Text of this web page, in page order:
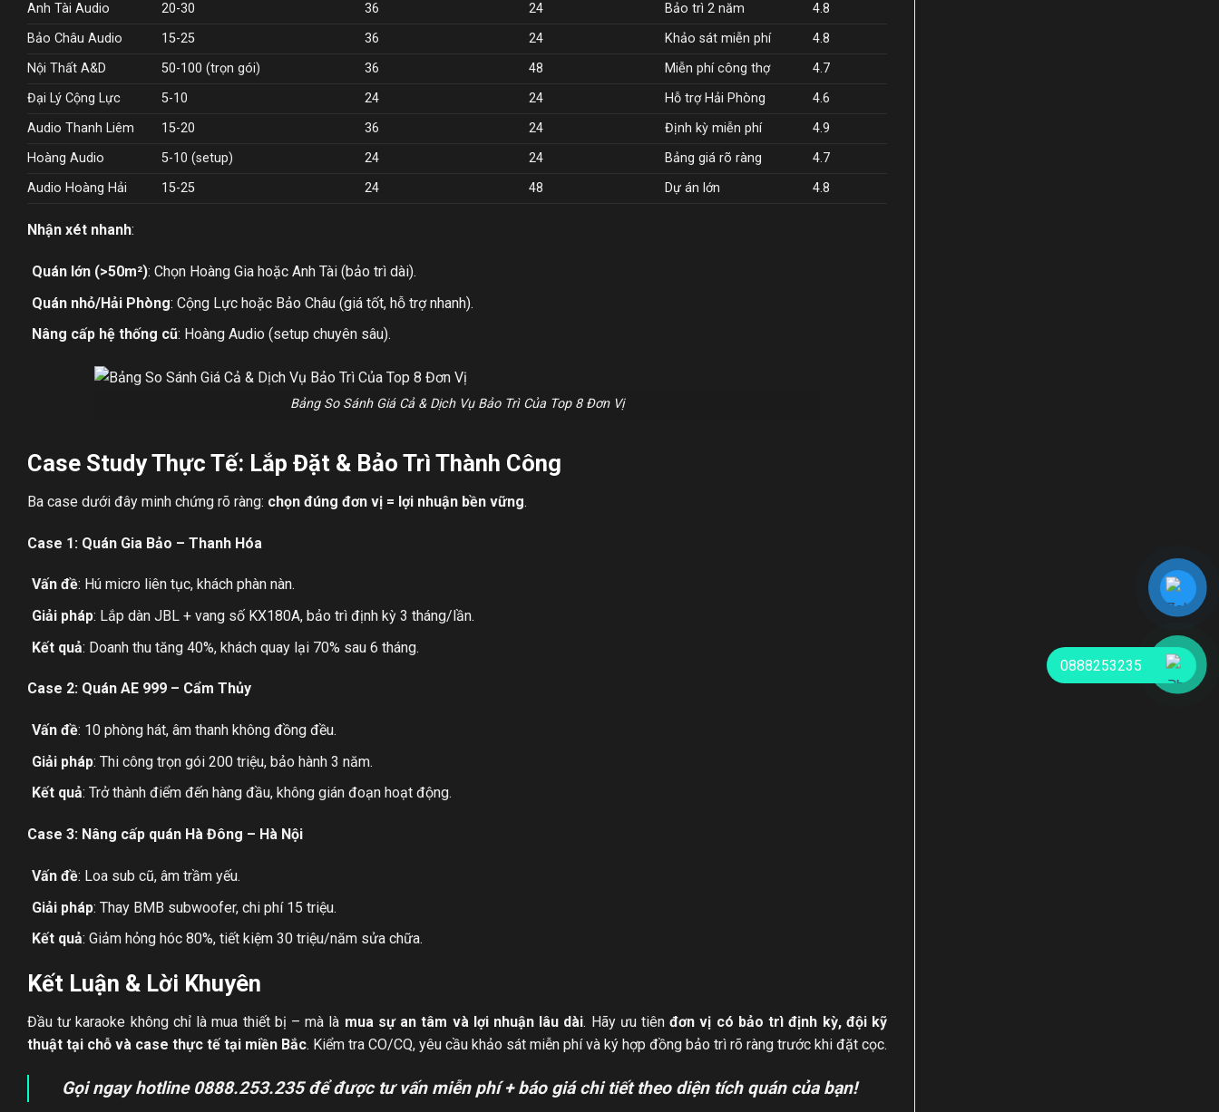
Anh Tài Audio
20-30 36 24 Bảo trì 2 năm
4.8
Bảo Châu Audio
15-25 36 24 Khảo sát miễn phí
4.8
Nội Thất A&D
50-100 (trọn gói) 36 48 Miễn phí công thợ
4.7
Đại Lý Cộng Lực
5-10 24 24 Hỗ trợ Hải Phòng
4.6
Audio Thanh Liêm
15-20 36 24 Định kỳ miễn phí
4.9
Hoàng Audio
5-10 (setup) 24 24 Bảng giá rõ ràng
4.7
Audio Hoàng Hải
15-25 24 48 Dự án lớn 4.8
Nhận xét nhanh:
Quán lớn (>50m²): Chọn Hoàng Gia hoặc Anh Tài (bảo trì dài).
Quán nhỏ/Hải Phòng: Cộng Lực hoặc Bảo Châu (giá tốt, hỗ trợ nhanh).
Nâng cấp hệ thống cũ: Hoàng Audio (setup chuyên sâu).
Bảng So Sánh Giá Cả & Dịch Vụ Bảo Trì Của Top 8 Đơn Vị
Case Study Thực Tế: Lắp Đặt & Bảo Trì Thành Công
Ba case dưới đây minh chứng rõ ràng: chọn đúng đơn vị = lợi nhuận bền vững.
Case 1: Quán Gia Bảo – Thanh Hóa
Vấn đề: Hú micro liên tục, khách phàn nàn.
Giải pháp: Lắp dàn JBL + vang số KX180A, bảo trì định kỳ 3 tháng/lần.
Kết quả: Doanh thu tăng 40%, khách quay lại 70% sau 6 tháng.
Case 2: Quán AE 999 – Cẩm Thủy
Vấn đề: 10 phòng hát, âm thanh không đồng đều.
Giải pháp: Thi công trọn gói 200 triệu, bảo hành 3 năm.
Kết quả: Trở thành điểm đến hàng đầu, không gián đoạn hoạt động.
Case 3: Nâng cấp quán Hà Đông – Hà Nội
Vấn đề: Loa sub cũ, âm trầm yếu.
Giải pháp: Thay BMB subwoofer, chi phí 15 triệu.
Kết quả: Giảm hỏng hóc 80%, tiết kiệm 30 triệu/năm sửa chữa.
Kết Luận & Lời Khuyên
Đầu tư karaoke không chỉ là mua thiết bị – mà là mua sự an tâm và lợi nhuận lâu dài. Hãy ưu tiênđơn vị có bảo trì định kỳ, đội kỹ
thuật tại chỗ và case thực tế tại miền Bắc. Kiểm tra CO/CQ, yêu cầu khảo sát miễn phí và ký hợp đồng bảo trì rõ ràng trước khi đặt cọc.
Gọi ngay hotline 0888.253.235 để được tư vấn miễn phí + báo giá chi tiết theo diện tích quán của bạn!
0888253235